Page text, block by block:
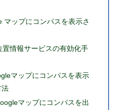
マップにコンパスを表示さ
置情報サービスの有効化手
マップにコンパスを表示
法
マップにコンパスを出